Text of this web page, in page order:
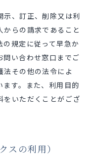
示、訂正、削除又は利
らの請求であること
規定に従って早急か
問い合わせ窓口までご
法その他の法令によ
ます。また、利用目的
をいただくことがござ
の利用）